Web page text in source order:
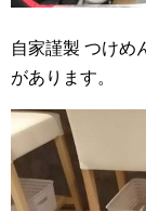
自家謹製 つけめ
があります。